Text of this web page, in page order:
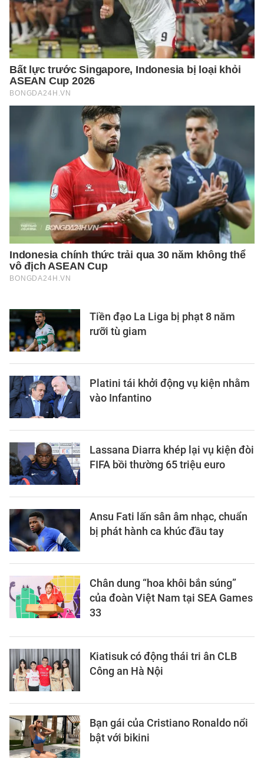
Tiền đạo La Liga bị phạt 8 năm
rưỡi tù giam
Platini tái khởi động vụ kiện nhằm
vào Infantino
Lassana Diarra khép lại vụ kiện đòi
FIFA bồi thường 65 triệu euro
Ansu Fati lấn sân âm nhạc, chuẩn
bị phát hành ca khúc đầu tay
Chân dung “hoa khôi bắn súng”
của đoàn Việt Nam tại SEA Games
33
Kiatisuk có động thái tri ân CLB
Công an Hà Nội
Bạn gái của Cristiano Ronaldo nổi
bật với bikini